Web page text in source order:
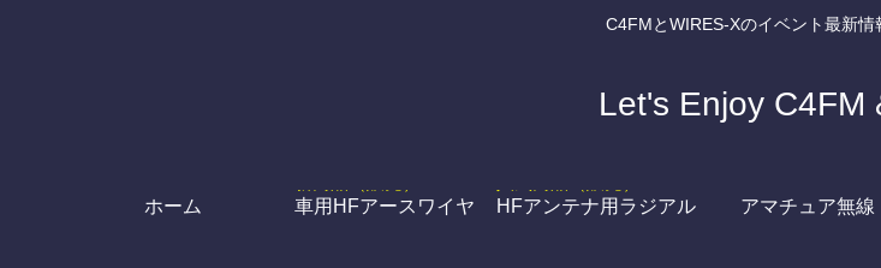
C4FMとWIRES-Xのイベント最新情
Let's Enjoy C4FM
ホーム 車用HFアースワイヤ HFアンテナ用ラジアル アマチュア無線